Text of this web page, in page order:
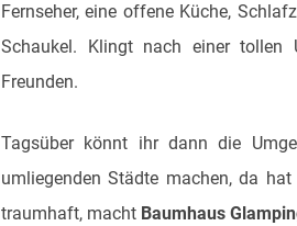
Fernseher, eine offene Küche,
Schaukel. Klingt nach einer
Freunden.
Tagsüber könnt ihr dann die
umliegenden Städte machen, da
traumhaft, macht Baumhaus